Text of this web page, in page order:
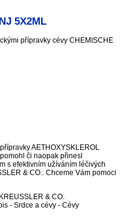
5X2ML
přípravky cévy CHEMISCHE
AETHOXYSKLEROL
či naopak přinesl
s efektivním užíváním léčivých
& CO.. Chceme Vám pomoci
& CO.
- Srdce a cévy - Cévy